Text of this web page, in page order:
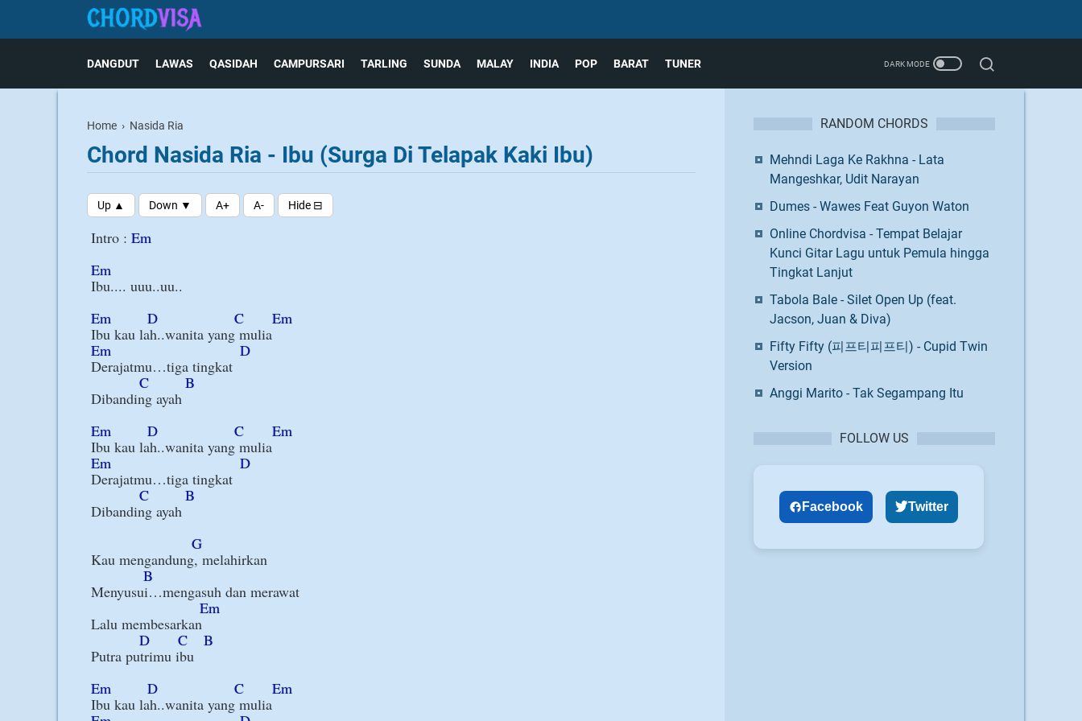
DANGDUT LAWAS QASIDAH CAMPURSARI TARLING SUNDA MALAY INDIA POP BARAT TUNER
Home › Nasida Ria
Chord Nasida Ria - Ibu (Surga Di Telapak Kaki Ibu)
Intro : Em
Em
Ibu.... uuu..uu..
Em
D C
Em
Em
D
Derajatmu…tiga tingkat
C
B
Dibanding ayah
Em
D C
Em
Em
D
Derajatmu…tiga tingkat
C
B
Dibanding ayah
G
Kau mengandung, melahirkan
B
Menyusui…mengasuh dan merawat
Em
Lalu membesarkan
D
C
B
Putra putrimu ibu
Em
D C
Em
RANDOM CHORDS
Mehndi Laga Ke Rakhna - Lata
Mangeshkar, Udit Narayan
Dumes - Wawes Feat Guyon Waton
Online Chordvisa - Tempat Belajar
Kunci Gitar Lagu untuk Pemula hingga
Tingkat Lanjut
Tabola Bale - Silet Open Up (feat.
Jacson, Juan & Diva)
Fifty Fifty (피프티피프티) - Cupid Twin
Version
Anggi Marito - Tak Segampang Itu
FOLLOW US
Facebook Twitter